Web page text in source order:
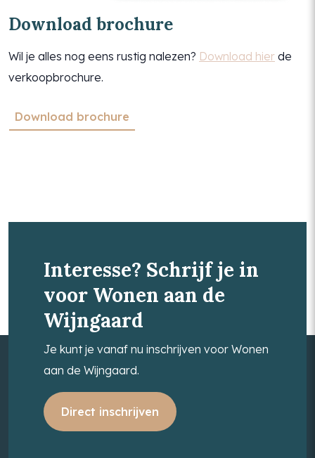
Download brochure
Wil je alles nog eens rustig nalezen? Download hier de
verkoopbrochure.
Download brochure
Interesse? Schrijf je in
voor Wonen aan de
Wijngaard
Je kunt je vanaf nu inschrijven voor Wonen
aan de Wijngaard.
Direct inschrijven